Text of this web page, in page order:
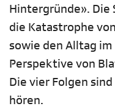
Hintergründe». Die
die Katastrophe
sowie den Alltag im
Perspektive von
Die vier Folgen
hören.